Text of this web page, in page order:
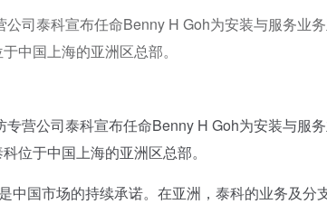
泰科宣布任命Benny H Goh为安装与服务业务
中国上海的亚洲区总部。
公司泰科宣布任命Benny H Goh为安装与服
位于中国上海的亚洲区总部。
国市场的持续承诺。在亚洲，泰科的业务及分